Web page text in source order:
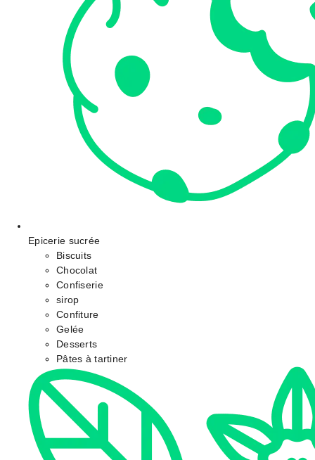
Epicerie sucrée
Biscuits
Chocolat
Confiserie
sirop
Confiture
Gelée
Desserts
Pâtes à tartiner